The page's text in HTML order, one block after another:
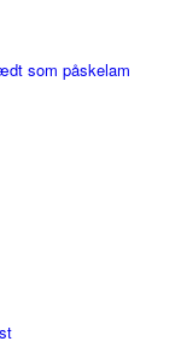
som påskelam